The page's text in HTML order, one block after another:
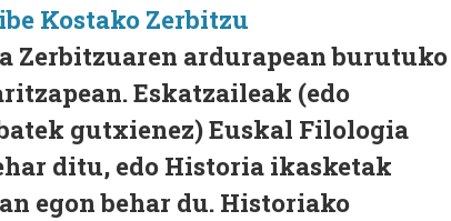
Kostako Zerbitzu
Zerbitzuaren ardurapean burutuko
Eskatzaileak (edo
gutxienez) Euskal Filologia
ditu, edo Historia ikasketak
egon behar du. Historiako